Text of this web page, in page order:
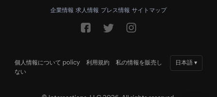
企業情報 求人情報 プレス情報 サイトマップ
個人情報について policy 利用規約
私の情報を販売し
ない
日本語 ▾